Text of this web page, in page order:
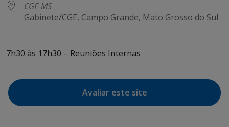
CGE-MS
Gabinete/CGE, Campo Grande, Mato Grosso do Sul
7h30 às 17h30 – Reuniões Internas
Avaliar este site